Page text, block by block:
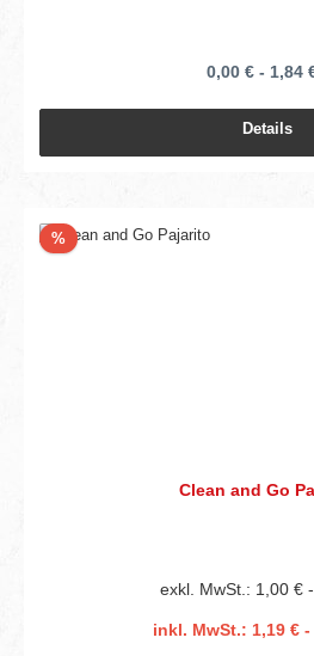
0,00 € - 1,84
Details
%Rabatt
Clean and Go
exkl. MwSt.: 1,00 €
inkl. MwSt.: 1,19 € -